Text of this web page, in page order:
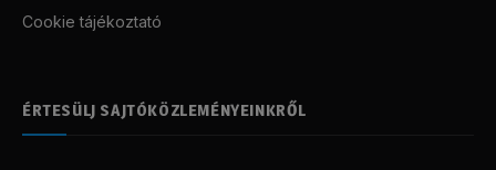
Cookie tájékoztató
ÉRTESÜLJ SAJTÓKÖZLEMÉNYEINKRŐL